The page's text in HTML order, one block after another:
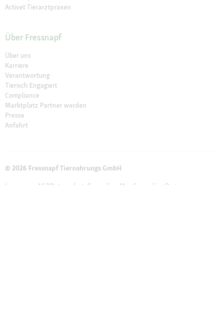
Activet Tierarztpraxen
Über Fressnapf
Über uns
Karriere
Verantwortung
Tierisch Engagiert
Compliance
Marktplatz Partner werden
Presse
Anfahrt
© 2026 Fressnapf Tiernahrungs GmbH
Impressum
AGBDatenschutz Grounding Map Grounding Page